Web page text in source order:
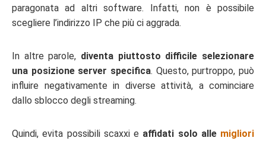
paragonata ad altri software. Infatti, non è possibile
scegliere l’indirizzo IP che più ci aggrada.
In altre parole, diventa piuttosto difficile selezionare
una posizione server specifica. Questo, purtroppo, può
influire negativamente in diverse attività, a cominciare
dallo sblocco degli streaming.
Quindi, evita possibili scaxxi e affidati solo alle migliori